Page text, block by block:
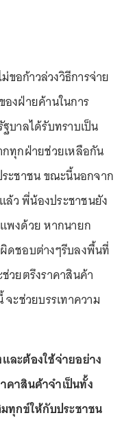
ขอก้าวล่วงวิธีการจ่าย
งฝ่ายค้านในการ
บาลได้รับทราบเป็น
กทุกฝ่ายช่วยเหลือกัน
ะชาชน ขณะนี้นอกจาก
ล้ว พี่น้องประชาชนยัง
พงด้วย หากนายก
ดชอบต่างๆรีบลงพื้นที่
วยตรึงราคาสินค้า
ะช่วยบรรเทาความ
ละต้องใช้จ่ายอย่าง
าสินค้าจำเป็นทั้ง
ทุกข์ให้กับประชาชน